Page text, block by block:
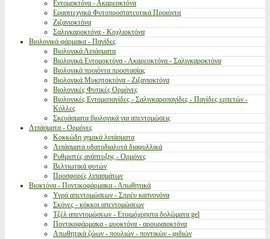
Εντομοκτόνα - Ακαρεοκτόνα
Ερασιτεχνικά Φυτοπροστατευτικά Προιόντα
Ζιζανιοκτόνα
Σαλιγκαροκτόνα - Κοχλιοκτόνα
Βιολογικά φάρμακα - Παγίδες
Βιολογικά Λιπάσματα
Βιολογικά Εντομοκτόνα - Ακαρεοκτόνα - Σαλιγκαροκτόνα
Βιολογικά προιόντα προστασίας
Βιολογικά Μυκητοκτόνα - Ζιζανιοκτόνα
Βιολογικές Φυτικές Ορμόνες
Βιολογικές Εντομοπαγίδες - Σαλιγκαροπαγίδες - Παγίδες ερπετών -
Κόλλες
Σκευάσματα βιολογικά για απεντομώσεις
Λιπάσματα - Ορμόνες
Κοκκώδη χημικά λιπάσματα
Λιπάσματα υδατοδιαλυτά διαφυλλικά
Ρυθμιστές ανάπτυξης - Ορμόνες
Βελτιωτικά φυτών
Προσφορές λιπασμάτων
Βιοκτόνα - Ποντικοφάρμακα - Απωθητικά
Υγρά απεντομώσεων - Σπρέυ καπνογόνα
Σκόνες - κόκκοι απεντομώσεων
Τζέλ απεντομώσεων - Ετοιμόχρηστα δολώματα gel
Ποντικοφάρμακα - μυοκτόνα - αρουραιοκτόνα
Απωθητικά ζώων - πουλιών - ποντικών - φιδιών